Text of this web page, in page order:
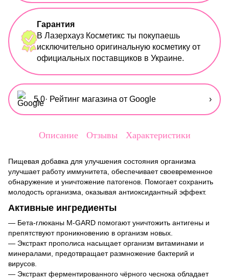
Гарантия
В Лазерхауз Косметикс ты покупаешь
исключительно оригинальную косметику от
официальных поставщиков в Украине.
5,0· Рейтинг магазина от Google ›
Описание Отзывы Характеристики
Пищевая добавка для улучшения состояния организма
улучшает работу иммунитета, обеспечивает своевременное
обнаружение и уничтожение патогенов. Помогает сохранить
молодость организма, оказывая антиоксидантный эффект.
Активные ингредиенты
— Бета-глюканы M-GARD помогают уничтожить антигены и
препятствуют проникновению в организм новых.
— Экстракт прополиса насыщает организм витаминами и
минералами, предотвращает размножение бактерий и
вирусов.
— Экстракт ферментированного чёрного чеснока обладает